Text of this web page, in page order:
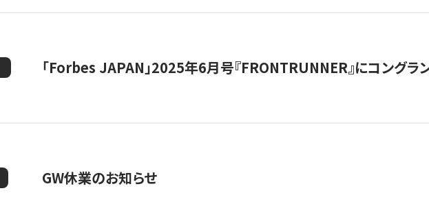
「Forbes JAPAN」2025年6月号『FRONTRUNNER』にコングラ
GW休業のお知らせ